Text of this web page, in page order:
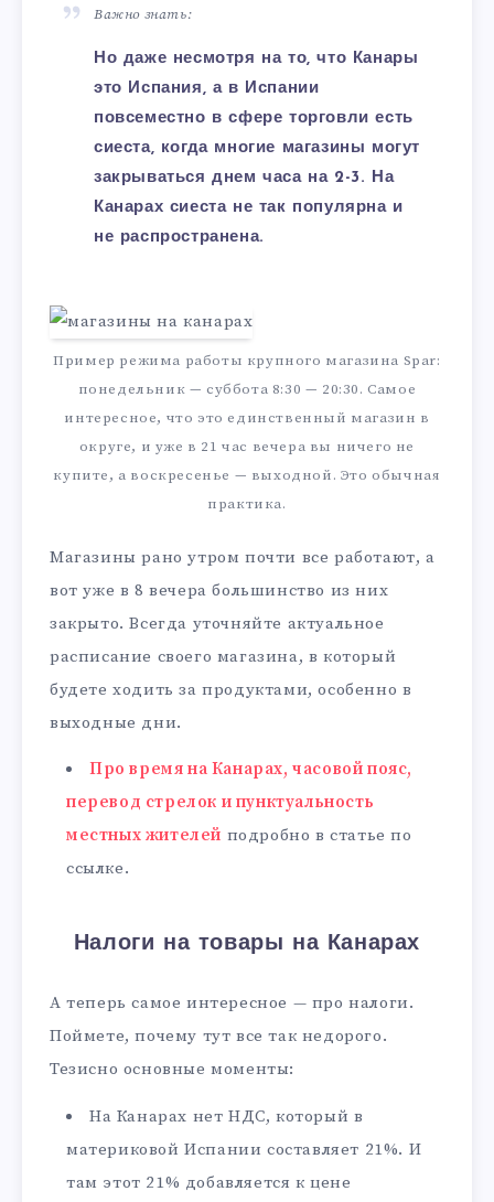
Важно знать:
Но даже несмотря на то, что Канары
это Испания, а в Испании
повсеместно в сфере торговли есть
сиеста, когда многие магазины могут
закрываться днем часа на 2-3. На
Канарах сиеста не так популярна и
не распространена.
Пример режима работы крупного магазина Spar:
понедельник — суббота 8:30 — 20:30. Самое
интересное, что это единственный магазин в
округе, и уже в 21 час вечера вы ничего не
купите, а воскресенье — выходной. Это обычная
практика.
Магазины рано утром почти все работают, а
вот уже в 8 вечера большинство из них
закрыто. Всегда уточняйте актуальное
расписание своего магазина, в который
будете ходить за продуктами, особенно в
выходные дни.
Про время на Канарах, часовой пояс,
перевод стрелок и пунктуальность
местных жителей подробно в статье по
ссылке.
Налоги на товары на Канарах
А теперь самое интересное — про налоги.
Поймете, почему тут все так недорого.
Тезисно основные моменты:
На Канарах нет НДС, который в
материковой Испании составляет 21%. И
там этот 21% добавляется к цене